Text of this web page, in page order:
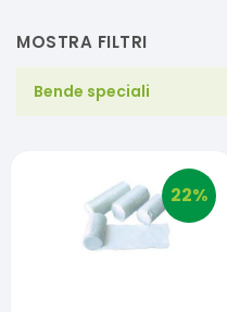
MOSTRA FILTRI
Bende speciali
22%